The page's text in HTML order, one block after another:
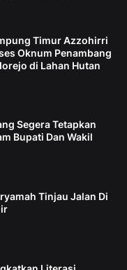
Timur Azzohirri
Oknum Penambang
di Lahan Hutan
Segera Tetapkan
Bupati Dan Wakil
Tinjau Jalan Di